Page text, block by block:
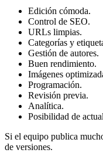
Edición cómoda.
Control de SEO.
URLs limpias.
Categorías y
Gestión de autores.
Buen rendimiento.
Imágenes
Programación.
Revisión previa.
Analítica.
Posibilidad de
Si el equipo publica
de versiones.